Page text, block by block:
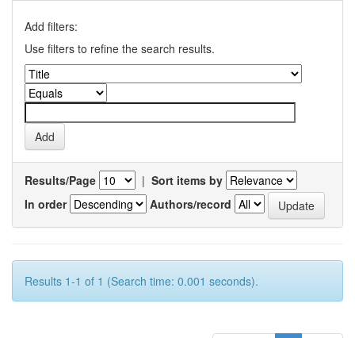
Add filters:
Use filters to refine the search results.
Results/Page | Sort items by
In order
Authors/record
Results 1-1 of 1 (Search time: 0.001 seconds).